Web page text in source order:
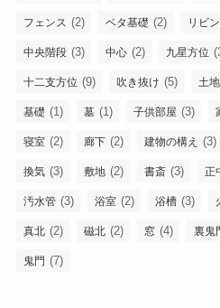
フェンス (2) ベタ基礎 (2) リビ
中央階段 (3) 中心 (2) 九星方位
十二支方位 (9) 吹き抜け (5) 土地
基礎 (1) 墓 (1) 子供部屋 (3)
寝室 (2) 廊下 (2) 建物の構え (3)
換気 (3) 敷地 (2) 書斎 (3) 正
汚水管 (3) 浴室 (2) 浴槽 (3)
真北 (2) 磁北 (2) 窓 (4) 裏鬼
鬼門 (7)